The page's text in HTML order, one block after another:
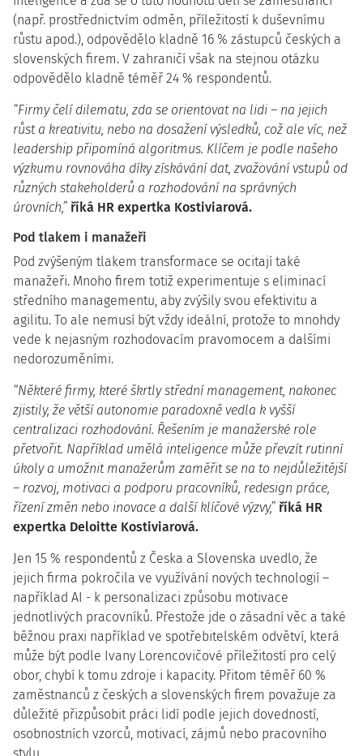
(např. prostřednictvím odměn, příležitostí k duševnímu
růstu apod.), odpovědělo kladně 16 % zástupců českých a
slovenských firem. V zahraničí však na stejnou otázku
odpovědělo kladně téměř 24 % respondentů.
“Firmy čelí dilematu, zda se orientovat na lidi – na jejich
růst a kreativitu, nebo na dosažení výsledků, což ale víc, než
leadership připomíná algoritmus. Klíčem je podle našeho
výzkumu rovnováha díky získávání dat, zvažování vstupů od
různých stakeholderů a rozhodování na správných
úrovních,” říká HR expertka Kostiviarová.
Pod tlakem i manažeři
Pod zvýšeným tlakem transformace se ocitají také
manažeři. Mnoho firem totiž experimentuje s eliminací
středního managementu, aby zvýšily svou efektivitu a
agilitu. To ale nemusí být vždy ideální, protože to mnohdy
vede k nejasným rozhodovacím pravomocem a dalšími
nedorozuměními.
“Některé firmy, které škrtly střední management, nakonec
zjistily, že větší autonomie paradoxně vedla k vyšší
centralizaci rozhodování. Řešením je manažerské role
přetvořit. Například umělá inteligence může převzít rutinní
úkoly a umožnit manažerům zaměřit se na to nejdůležitější
– rozvoj, motivaci a podporu pracovníků, redesign práce,
řízení změn nebo inovace a další klíčové výzvy,” říká HR
expertka Deloitte Kostiviarová.
Jen 15 % respondentů z Česka a Slovenska uvedlo, že
jejich firma pokročila ve využívání nových technologií –
například AI - k personalizaci způsobu motivace
jednotlivých pracovníků. Přestože jde o zásadní věc a také
běžnou praxi například ve spotřebitelském odvětví, která
může být podle Ivany Lorencovičové příležitostí pro celý
obor, chybí k tomu zdroje i kapacity. Přitom téměř 60 %
zaměstnanců z českých a slovenských firem považuje za
důležité přizpůsobit práci lidí podle jejich dovedností,
osobnostních vzorců, motivací, zájmů nebo pracovního